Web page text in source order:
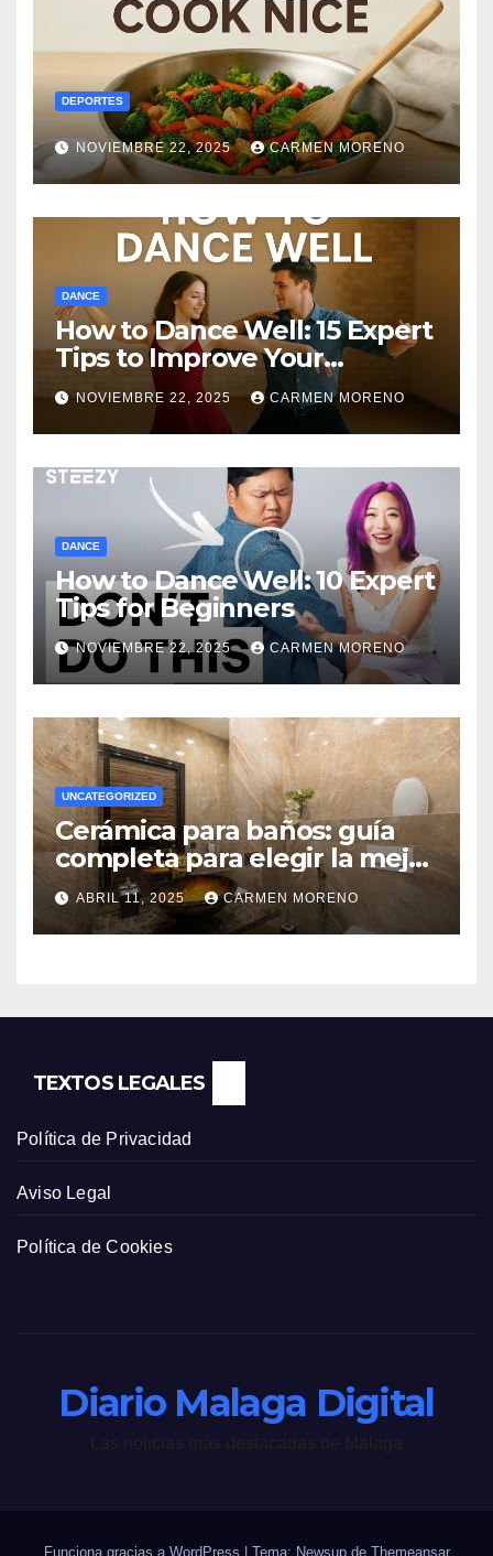
DEPORTES
NOVIEMBRE 22, 2025 CARMEN MORENO
DANCE
How to Dance Well: 15 Expert
Tips to Improve Your
Dancing Skills Fast
NOVIEMBRE 22, 2025 CARMEN MORENO
DANCE
How to Dance Well: 10 Expert
Tips for Beginners
NOVIEMBRE 22, 2025 CARMEN MORENO
UNCATEGORIZED
Cerámica para baños: guía
completa para elegir la mejor
opción
ABRIL 11, 2025 CARMEN MORENO
TEXTOS LEGALES
Política de Privacidad
Aviso Legal
Política de Cookies
Diario Malaga Digital
Funciona gracias a WordPress Tema: Newsup de Themeansar